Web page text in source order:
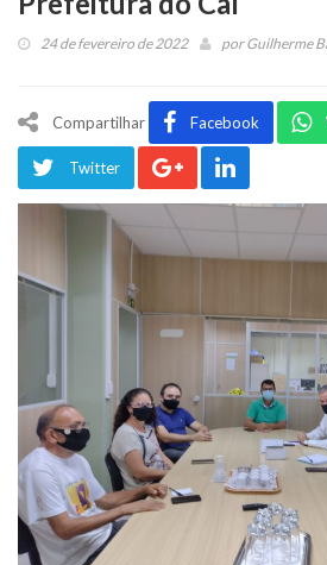
24 de fevereiro de 2022 porGuilherme
Compartilhar Facebook
Twitter